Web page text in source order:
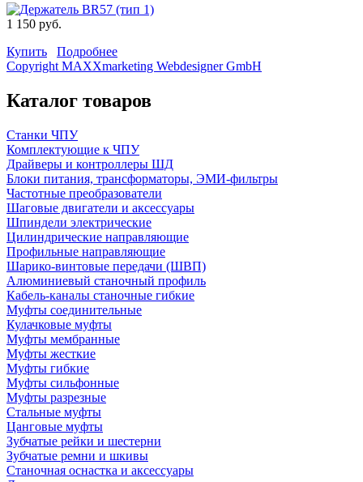
1 150 руб.
Купить
Подробнее
Copyright MAXXmarketing Webdesigner GmbH
Каталог товаров
Станки ЧПУ
Комплектующие к ЧПУ
Драйверы и контроллеры ШД
Блоки питания, трансформаторы, ЭМИ-фильтры
Частотные преобразователи
Шаговые двигатели и аксессуары
Шпиндели электрические
Цилиндрические направляющие
Профильные направляющие
Шарико-винтовые передачи (ШВП)
Алюминиевый станочный профиль
Кабель-каналы станочные гибкие
Муфты соединительные
Кулачковые муфты
Муфты мембранные
Муфты жесткие
Муфты гибкие
Муфты сильфонные
Муфты разрезные
Стальные муфты
Цанговые муфты
Зубчатые рейки и шестерни
Зубчатые ремни и шкивы
Станочная оснастка и аксессуары